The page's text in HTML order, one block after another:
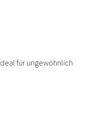
für ungewöhnlich